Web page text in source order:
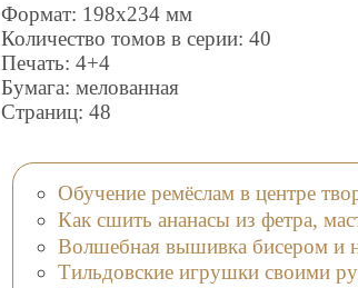
Формат: 198х234 мм
Количество томов в серии: 40
Печать: 4+4
Бумага: мелованная
Страниц: 48
Обучение ремёслам в центре
Как сшить ананасы из фетра,
Волшебная вышивка бисером и
Тильдовские игрушки своими